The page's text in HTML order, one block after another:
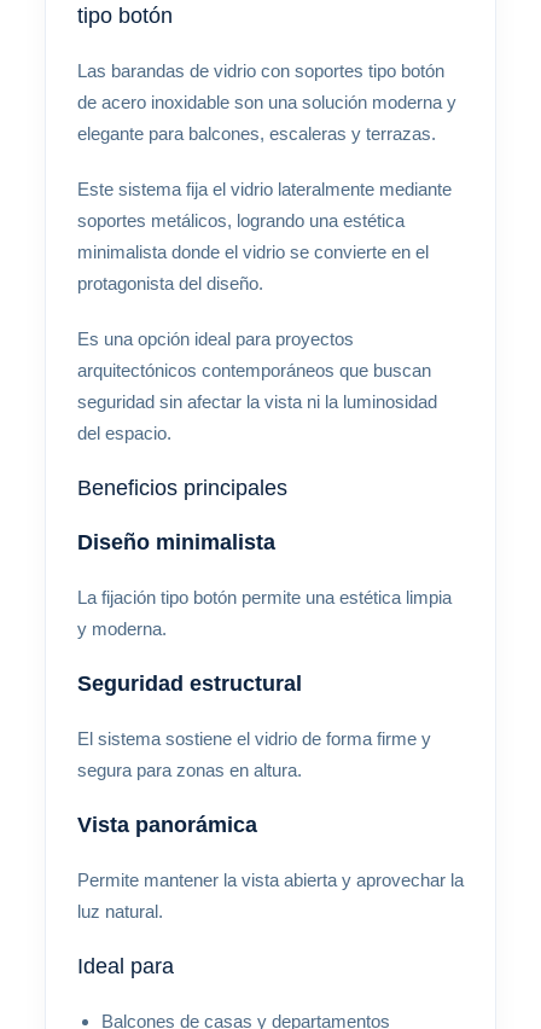
tipo botón
Las barandas de vidrio con soportes tipo botón
de acero inoxidable son una solución moderna y
elegante para balcones, escaleras y terrazas.
Este sistema fija el vidrio lateralmente mediante
soportes metálicos, logrando una estética
minimalista donde el vidrio se convierte en el
protagonista del diseño.
Es una opción ideal para proyectos
arquitectónicos contemporáneos que buscan
seguridad sin afectar la vista ni la luminosidad
del espacio.
Beneficios principales
Diseño minimalista
La fijación tipo botón permite una estética limpia
y moderna.
Seguridad estructural
El sistema sostiene el vidrio de forma firme y
segura para zonas en altura.
Vista panorámica
Permite mantener la vista abierta y aprovechar la
luz natural.
Ideal para
Balcones de casas y departamentos